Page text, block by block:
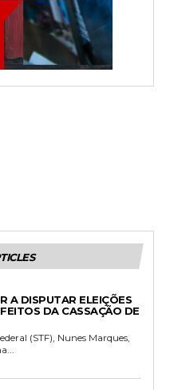
A DISPUTAR ELEIÇÕES
DA CASSAÇÃO DE
(STF), Nunes Marques,